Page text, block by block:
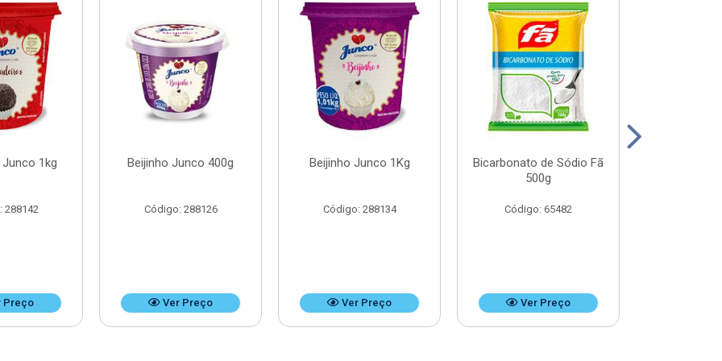
1kg
288142
Preço
Beijinho Junco 400g
Código: 288126
Ver Preço
Beijinho Junco 1Kg
Código: 288134
Ver Preço
Bicarbonato de Sódio Fã
500g
Código: 65482
Ver Preço